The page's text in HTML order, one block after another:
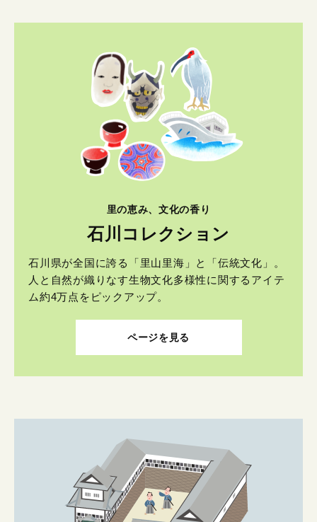
里の恵み、文化の香り
石川コレクション
石川県が全国に誇る「里山里海」と「伝統文化」。
人と自然が織りなす生物文化多様性に関するアイテ
ム約4万点をピックアップ。
ページを見る